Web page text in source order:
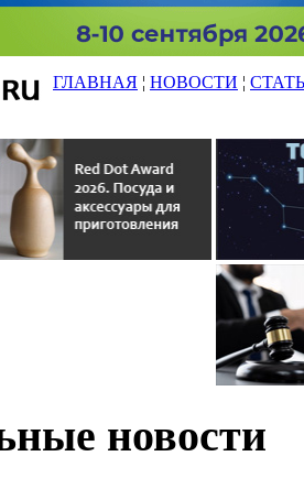
ГЛАВНАЯ ¦ НОВОСТИ ¦
новости